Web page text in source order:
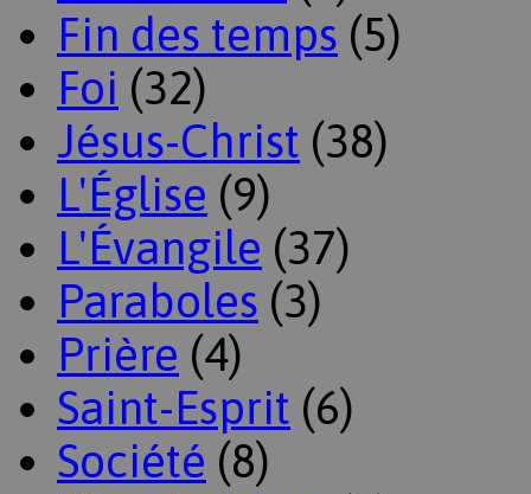
Fin des temps (5)
Foi (32)
Jésus-Christ (38)
L'Église (9)
L'Évangile (37)
Paraboles (3)
Prière (4)
Saint-Esprit (6)
Société (8)